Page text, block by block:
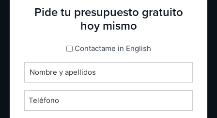
Pide tu presupuesto gratuito
hoy mismo
espanol_espanolContactame in English
Nombre
completo
*Teléfono